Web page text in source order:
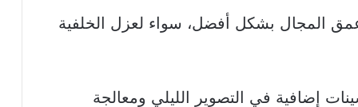
المجال بشكل أفضل، سواء لعزل الخلفية
إضافية في التصوير الليلي ومعالجة